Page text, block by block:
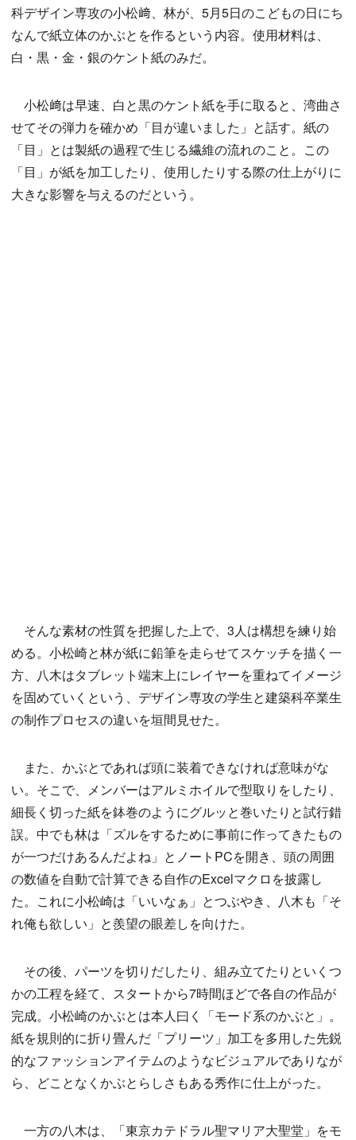
科デザイン専攻の小松﨑、林が、5月5日のこどもの日にち
なんで紙立体のかぶとを作るという内容。使用材料は、
白・黒・金・銀のケント紙のみだ。
小松﨑は早速、白と黒のケント紙を手に取ると、湾曲さ
せてその弾力を確かめ「目が違いました」と話す。紙の
「目」とは製紙の過程で生じる繊維の流れのこと。この
「目」が紙を加工したり、使用したりする際の仕上がりに
大きな影響を与えるのだという。
そんな素材の性質を把握した上で、3人は構想を練り始
める。小松崎と林が紙に鉛筆を走らせてスケッチを描く一
方、八木はタブレット端末上にレイヤーを重ねてイメージ
を固めていくという、デザイン専攻の学生と建築科卒業生
の制作プロセスの違いを垣間見せた。
また、かぶとであれば頭に装着できなければ意味がな
い。そこで、メンバーはアルミホイルで型取りをしたり、
細長く切った紙を鉢巻のようにグルッと巻いたりと試行錯
誤。中でも林は「ズルをするために事前に作ってきたもの
が一つだけあるんだよね」とノートPCを開き、頭の周囲
の数値を自動で計算できる自作のExcelマクロを披露し
た。これに小松崎は「いいなぁ」とつぶやき、八木も「そ
れ俺も欲しい」と羨望の眼差しを向けた。
その後、パーツを切りだしたり、組み立てたりといくつ
かの工程を経て、スタートから7時間ほどで各自の作品が
完成。小松崎のかぶとは本人曰く「モード系のかぶと」。
紙を規則的に折り畳んだ「プリーツ」加工を多用した先鋭
的なファッションアイテムのようなビジュアルでありなが
ら、どことなくかぶとらしさもある秀作に仕上がった。
一方の八木は、「東京カテドラル聖マリア大聖堂」をモ